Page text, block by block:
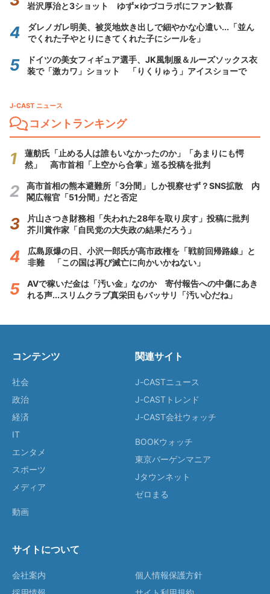
岩沢厚治と3ショット ゆず×ゆづコラボにファン歓喜
ダレノガレ明美、被災地炊き出しで細やかな心遣い...「並ん
でくれた子やとりにきてくれた子にシールを」
ドイツの美女フィギュア選手、JK風制服＆ルーズソックス衣
装で「激カワ」ショット 「りくりゅう」アイスショーで
J-CAST ニュース
コメントランキング
蓮舫氏「止める人は誰もいなかったのか」「あまりにも愕
然」 高市首相「上空から合掌」巡る投稿を批判
高市首相の熊本避難所「3分間」しか視察せず？SNS拡散 内
閣広報官「51分間」だと否定
片山さつき財務相「失われた28年を取り戻す」投稿に批判
芥川賞作家「自民党の大失政の結果だろう」
広島原爆の日、小沢一郎氏が高市政権を「戦前回帰路線」と
非難 「この国は再び滅亡に向かいかねない」
AVで稼いだ金は「汚い金」なのか 寄付報告への中傷にあき
れる声...スリムクラブ真栄田もバッサリ「汚い心だね」
コンテンツ
社会
政治
経済
IT
エンタメ
スポーツ
メディア
動画
関連サイト
J-CASTニュース
J-CASTトレンド
J-CAST会社ウォッチ
BOOKウォッチ
東京バーゲンマニア
Jタウンネット
ゼロまる
サイトについて
会社案内
個人情報保護方針